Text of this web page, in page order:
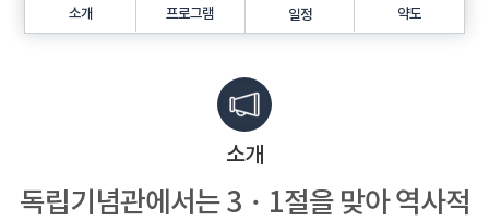
소개 프로그램 일정 약도
소개
독립기념관에서는 3・1절을 맞아역사적